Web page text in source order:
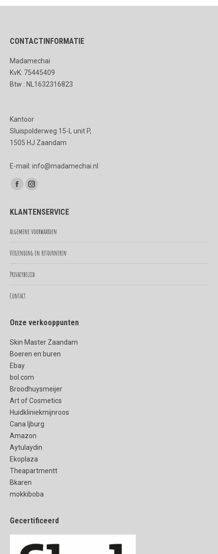
CONTACTINFORMATIE
Madamechai
KvK: 75445409
Btw : NL1632316823
Kantoor
Sluispolderweg 15-L unit P,
1505 HJ Zaandam
E-mail: info@madamechai.nl
Vind ons op:
Facebook
opens
in
window
Instagram
opens
in
window
KLANTENSERVICE
Algemene voorwaarden
Verzending en retourneren
Privacybeleid
Contact
Onze verkooppunten
Skin Master Zaandam
Boeren en buren
Ebay
bol.com
Broodhuysmeijer
Art of Cosmetics
Huidkliniekmijnroos
Cana Ijburg
Amazon
Aytulaydin
Ekoplaza
Theapartmentt
Bkaren
mokkiboba
Gecertificeerd